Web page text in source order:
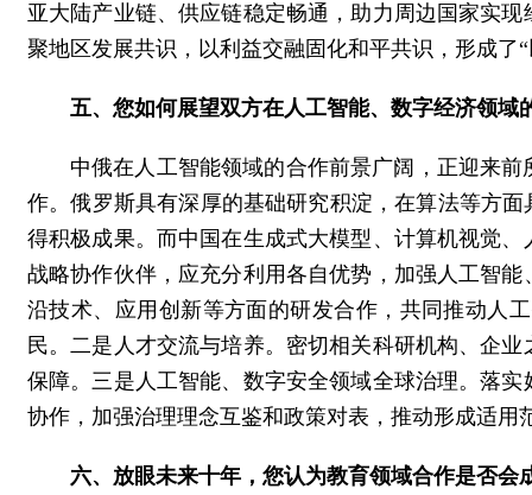
亚大陆产业链、供应链稳定畅通，助力周边国家实
聚地区发展共识，以利益交融固化和平共识，形成了
五、您如何展望双方在人工智能、数字经济领域
中俄在人工智能领域的合作前景广阔，正迎来
作。俄罗斯具有深厚的基础研究积淀，在算法等方面
得积极成果。而中国在生成式大模型、计算机视觉
战略协作伙伴，应充分利用各自优势，加强人工智
沿技术、应用创新等方面的研发合作，共同推动人
民。二是人才交流与培养。密切相关科研机构、企
保障。三是人工智能、数字安全领域全球治理。落
协作，加强治理理念互鉴和政策对表，推动形成适用
六、放眼未来十年，您认为教育领域合作是否会